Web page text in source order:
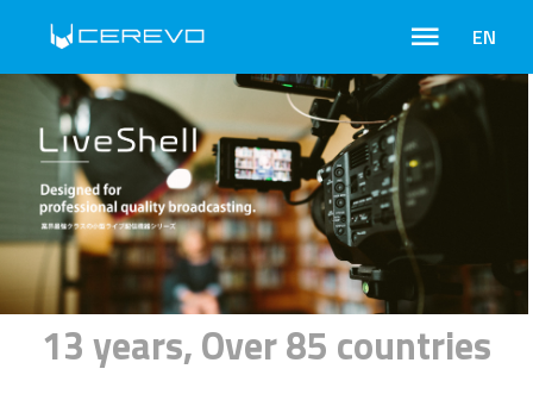
EN
13 years, Over 85 countries